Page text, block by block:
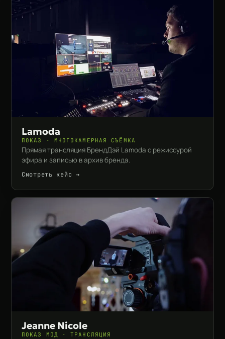
Lamoda
ПОКАЗ · МНОГОКАМЕРНАЯ СЪЁМКА
Прямая трансляция БрендДэй Lamoda с режиссурой
эфира и записью в архив бренда.
Смотреть кейс →
Jeanne Nicole
ПОКАЗ МОД · ТРАНСЛЯЦИЯ